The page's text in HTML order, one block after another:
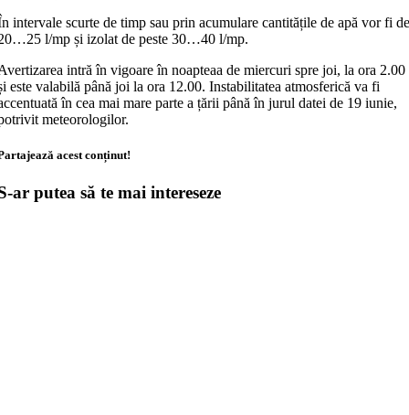
intervale scurte de timp sau prin acumulare cantitățile de apă vor fi
l/mp și izolat de peste 30…40 l/mp.
intră în vigoare în noapteaa de miercuri spre joi, la ora 2.00
este valabilă până joi la ora 12.00. Instabilitatea atmosferică va fi
în cea mai mare parte a țării până în jurul datei de 19 iunie,
meteorologilor.
acest conținut!
ar putea să te mai intereseze